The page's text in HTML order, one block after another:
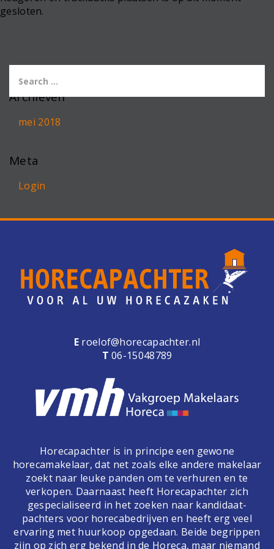
gesloten.
Archieven
mei 2018
Meta
Login
E roelof@horecapachter.nl
T 06-15048789
Horecapachter is in principe een gewone
horecamakelaar, dat net zoals elke andere makelaar
zoekt naar leuke panden om te verhuren en te
verkopen. Daarnaast heeft Horecapachter zich
gespecialiseerd in het zoeken naar kandidaat-
pachters voor horecabedrijven en heeft erg veel
ervaring met huurkoop opgedaan. Beide begrippen
zijn op zich erg bekend in de Horeca, maar niemand